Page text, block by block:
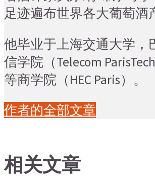
足迹遍布世界各大葡萄酒
他毕业于上海交通大学，
信学院（Telecom
等商学院（HEC Paris）。
作者的全部文章
相关文章